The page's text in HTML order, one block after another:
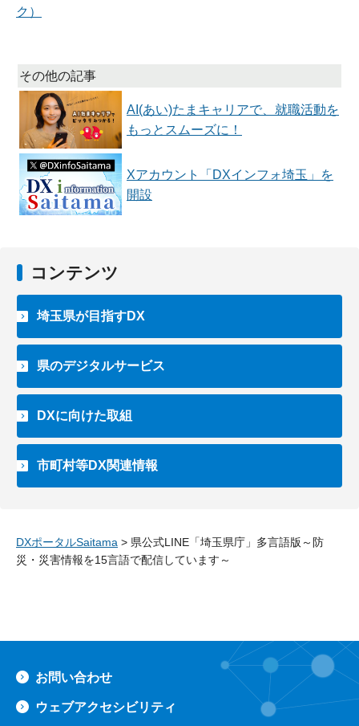
ク）
その他の記事
AI(あい)たまキャリアで、就職活動を
もっとスムーズに！
Xアカウント「DXインフォ埼玉」を
開設
コンテンツ
埼玉県が目指すDX
県のデジタルサービス
DXに向けた取組
市町村等DX関連情報
DXポータルSaitama > 県公式LINE「埼玉県庁」多言語版～防
災・災害情報を15言語で配信しています～
お問い合わせ
ウェブアクセシビリティ